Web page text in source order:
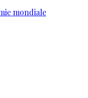
mondiale